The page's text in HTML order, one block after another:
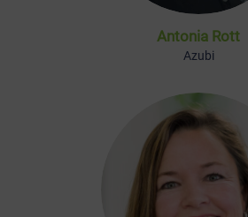
Antonia Rott
Azubi